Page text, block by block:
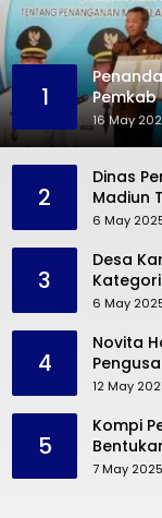
1
16 May
2
Dinas
Madiun
Dana
6 May
3
Desa
Royong
6 May
4
Novita
Krisna,
dan
12 May
5
Kompi
Reuni
7 May 2025